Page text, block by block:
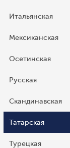
Итальянская
Мексиканская
Осетинская
Русская
Скандинавская
Татарская
Турецкая